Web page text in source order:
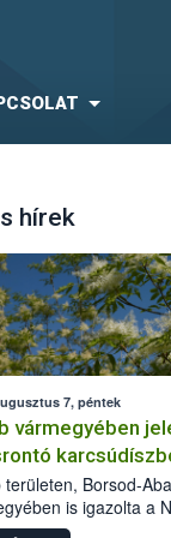
hírek
7, péntek
vármegyében
területen, Borsod-
is igazolta a
biztonsági